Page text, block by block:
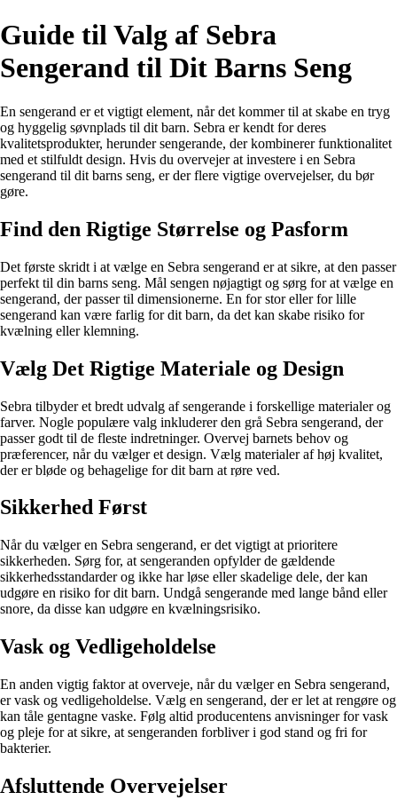
Guide til Valg af Sebra
Sengerand til Dit Barns Seng
En sengerand er et vigtigt element, når det kommer til at skabe en tryg
og hyggelig søvnplads til dit barn. Sebra er kendt for deres
kvalitetsprodukter, herunder sengerande, der kombinerer funktionalitet
med et stilfuldt design. Hvis du overvejer at investere i en Sebra
sengerand til dit barns seng, er der flere vigtige overvejelser, du bør
gøre.
Find den Rigtige Størrelse og Pasform
Det første skridt i at vælge en Sebra sengerand er at sikre, at den passer
perfekt til din barns seng. Mål sengen nøjagtigt og sørg for at vælge en
sengerand, der passer til dimensionerne. En for stor eller for lille
sengerand kan være farlig for dit barn, da det kan skabe risiko for
kvælning eller klemning.
Vælg Det Rigtige Materiale og Design
Sebra tilbyder et bredt udvalg af sengerande i forskellige materialer og
farver. Nogle populære valg inkluderer den grå Sebra sengerand, der
passer godt til de fleste indretninger. Overvej barnets behov og
præferencer, når du vælger et design. Vælg materialer af høj kvalitet,
der er bløde og behagelige for dit barn at røre ved.
Sikkerhed Først
Når du vælger en Sebra sengerand, er det vigtigt at prioritere
sikkerheden. Sørg for, at sengeranden opfylder de gældende
sikkerhedsstandarder og ikke har løse eller skadelige dele, der kan
udgøre en risiko for dit barn. Undgå sengerande med lange bånd eller
snore, da disse kan udgøre en kvælningsrisiko.
Vask og Vedligeholdelse
En anden vigtig faktor at overveje, når du vælger en Sebra sengerand,
er vask og vedligeholdelse. Vælg en sengerand, der er let at rengøre og
kan tåle gentagne vaske. Følg altid producentens anvisninger for vask
og pleje for at sikre, at sengeranden forbliver i god stand og fri for
bakterier.
Afsluttende Overvejelser